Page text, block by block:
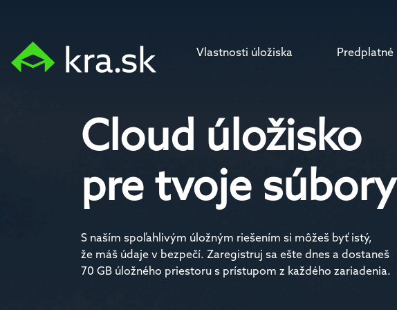
Vlastnosti úložiska Predplatné
Cloud úložisko
pre tvoje súbory
S naším spoľahlivým úložným riešením si môžeš byť istý,
že máš údaje v bezpečí. Zaregistruj sa ešte dnes a dostaneš
70 GB úložného priestoru s prístupom z každého zariadenia.